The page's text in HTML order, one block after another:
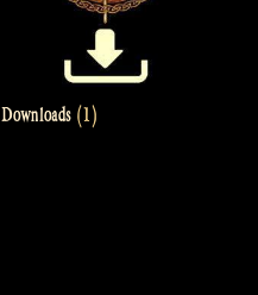
Downloads (1)